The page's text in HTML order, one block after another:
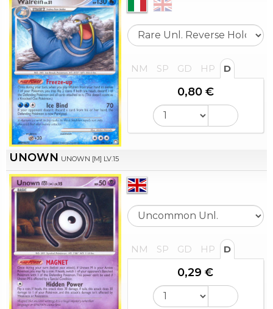
NM SP GD HP D
0,80 €
UNOWN UNOWN [M] LV.15
NM SP GD HP D
0,29 €